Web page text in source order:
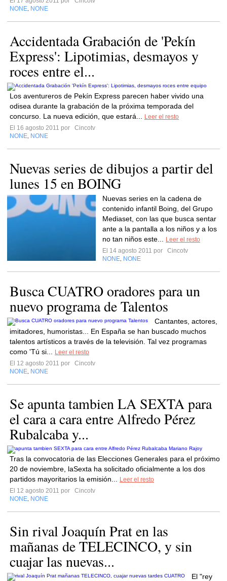
NONE NONE
Accidentada Grabación de 'Pekín
Express': Lipotimias, desmayos y
roces entre el...
Los aventureros de Pekín Express parecen haber vivido una
odisea durante la grabación de la próxima temporada del
concurso. La nueva edición, que estará...
Leer el resto
El 16 agosto 2011 por
Cincotv
NONE NONE
Nuevas series de dibujos a partir del
lunes 15 en BOING
Nuevas series en la cadena de
contenido infantil Boing, del Grupo
Mediaset, con las que busca sentar
ante a la pantalla a los niños y a los
no tan niños este...
Leer el resto
El 14 agosto 2011 por
Cincotv
NONE NONE
Busca CUATRO oradores para un
nuevo programa de Talentos
Cantantes, actores,
imitadores, humoristas... En España se han buscado muchos
talentos artísticos a través de la televisión. Tal vez programas
como 'Tú si...
Leer el resto
El 12 agosto 2011 por
Cincotv
NONE NONE
Se apunta tambien LA SEXTA para
el cara a cara entre Alfredo Pérez
Rubalcaba y...
Tras la convocatoria de las Elecciones Generales para el próximo
20 de noviembre, laSexta ha solicitado oficialmente a los dos
partidos mayoritarios la emisión...
Leer el resto
El 12 agosto 2011 por
Cincotv
NONE NONE
Sin rival Joaquín Prat en las
mañanas de TELECINCO, y sin
cuajar las nuevas...
El "rey